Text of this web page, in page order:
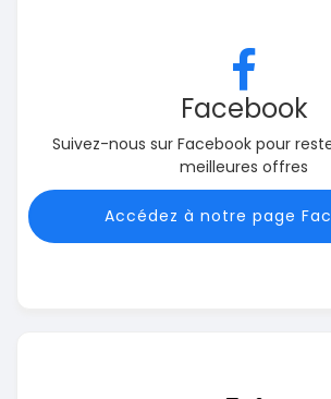
Facebook
Suivez-nous sur Facebook pour
meilleures offres
Accédez à notre page